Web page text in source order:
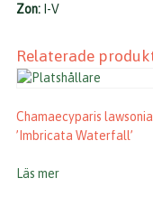
Zon: I-V
Relaterade
Chamaecyparis
’Imbricata Waterfall’
Läs mer